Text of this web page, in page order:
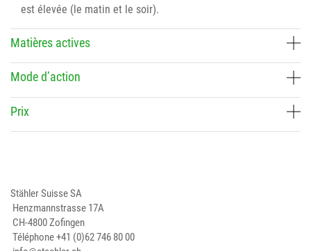
est élevée (le matin et le soir).
Matières actives
Mode d’action
Prix
Stähler Suisse SA
Henzmannstrasse 17A
CH-4800 Zofingen
Téléphone+41 (0)62 746 80 00